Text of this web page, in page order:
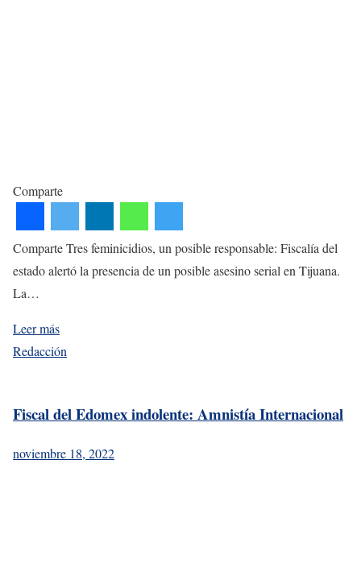
Comparte
Comparte Tres feminicidios, un posible responsable: Fiscalía del
estado alertó la presencia de un posible asesino serial en Tijuana.
La…
Leer más
Redacción
Fiscal del Edomex indolente: Amnistía Internacional
noviembre 18, 2022